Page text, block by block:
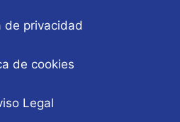
de privacidad
de cookies
Legal